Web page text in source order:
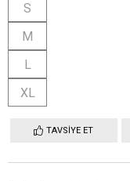
S
M
L
XL
TAVSIYE ET